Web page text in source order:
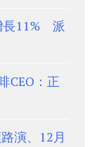
長11% 派
CEO：正
演、12月